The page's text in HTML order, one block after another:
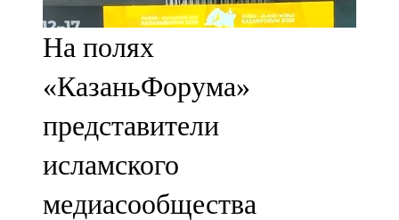
107,8 FM
Теләче
106,1 FM
Түбән Кама
102,6 FM
Чирмешән
На полях
«КазаньФорума»
представители
исламского
медиасообщества